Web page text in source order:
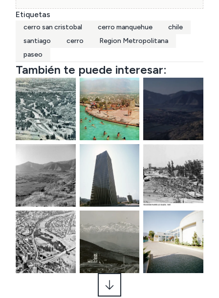
Etiquetas
cerro san cristobal cerro manquehue
chile
santiago
cerro
Region Metropolitana
paseo
También te puede interesar: